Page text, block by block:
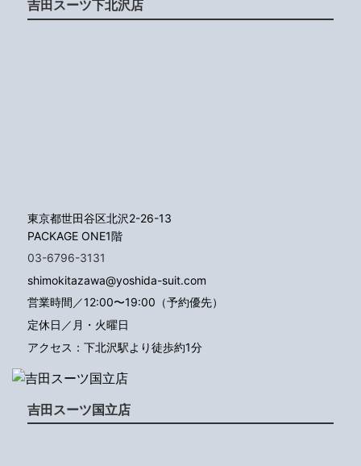
吉田スーツ下北沢店
東京都世田谷区北沢2-26-13
PACKAGE ONE1階
03-6796-3131
shimokitazawa@yoshida-suit.com
営業時間／12:00〜19:00（予約優先）
定休日／月・火曜日
アクセス：下北沢駅より徒歩約1分
吉田スーツ国立店